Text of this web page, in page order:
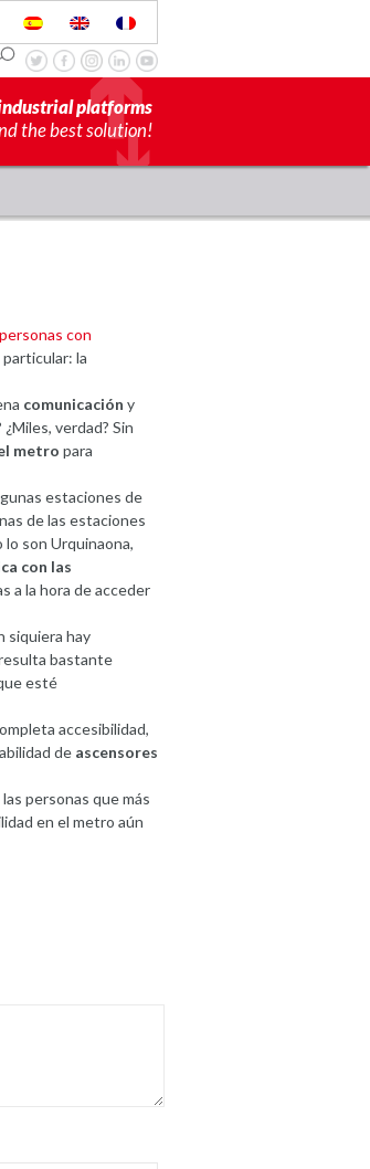
platforms
the best solution!
con
particular: la
comunicación y
verdad? Sin
metro para
estaciones de
de las estaciones
son Urquinaona,
con las
a la hora de acceder
siquiera hay
bastante
esté
accesibilidad,
de ascensores
personas que más
en el metro aún